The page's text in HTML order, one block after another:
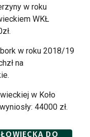
w roku
WKŁ
w roku 2018/19
na
w Koło
44000 zł.
DO